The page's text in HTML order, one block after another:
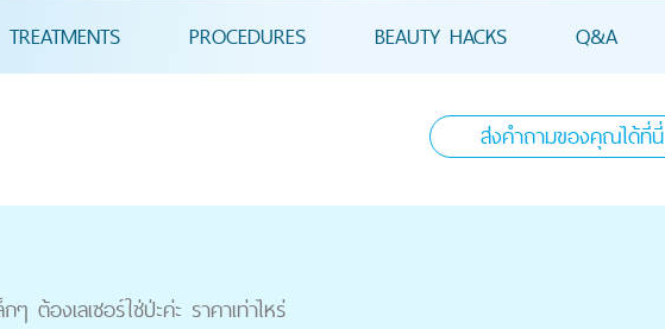
TREATMENTS PROCEDURES BEAUTY HACKS Q&A
ส่งคำถามของคุณได้ที่นี่
ต้องเลเซอร์ใช่ป่ะค่ะ ราคาเท่าไหร่